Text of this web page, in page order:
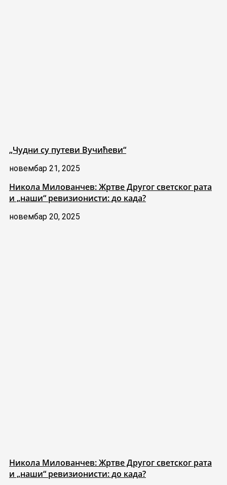
„Чудни су путеви Вучићеви“
новембар 21, 2025
Никола Милованчев: Жртве Другог светског рата
и „наши“ ревизионисти: до када?
новембар 20, 2025
Никола Милованчев: Жртве Другог светског рата
и „наши“ ревизионисти: до када?